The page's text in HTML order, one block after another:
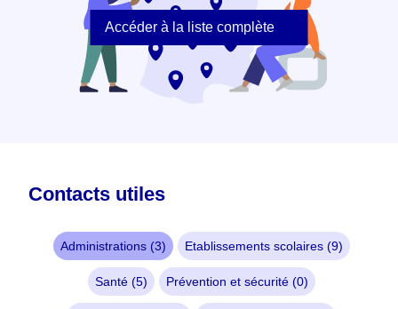
Accéder à la liste complète
Contacts utiles
Administrations (3) Etablissements scolaires (9)
Santé (5) Prévention et sécurité (0)